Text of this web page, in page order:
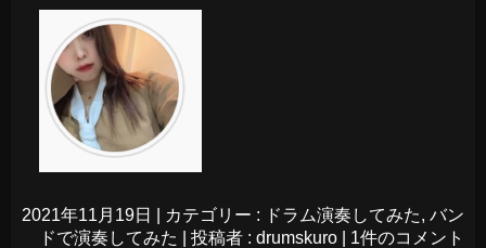
2021年11月19日 カテゴリー : ドラム演奏してみた, バン
ドで演奏してみた
投稿者 : drumskuro
1件のコメント